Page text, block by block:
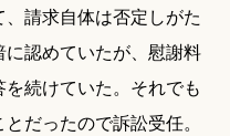
請求自体は否定しがた
認めていたが、慰謝料
続けていた。それでも
だったので訴訟受任。